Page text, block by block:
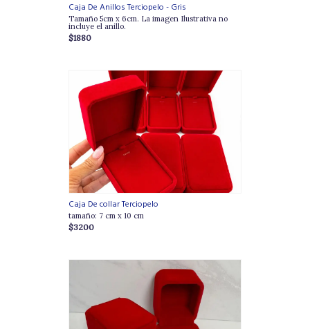
Caja De Anillos Terciopelo - Gris
Tamaño 5cm x 6cm. La imagen Ilustrativa no
incluye el anillo.
$1880
Caja De collar Terciopelo
tamaño: 7 cm x 10 cm
$3200